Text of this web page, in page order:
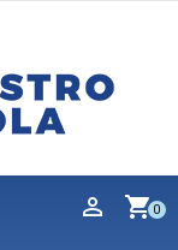
shopping_cart0